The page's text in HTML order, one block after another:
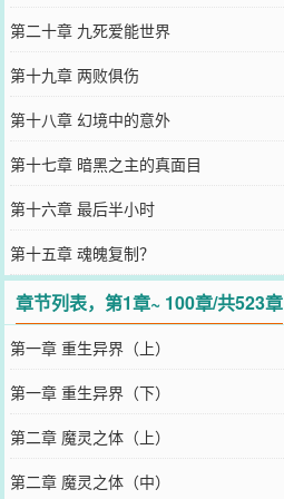
第二十章 九死爱能世界
第十九章 两败俱伤
第十八章 幻境中的意外
第十七章 暗黑之主的真面目
第十六章 最后半小时
第十五章 魂魄复制？
章节列表，第1章~ 100章/共523章
第一章 重生异界（上）
第一章 重生异界（下）
第二章 魔灵之体（上）
第二章 魔灵之体（中）